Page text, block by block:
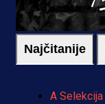
Najčitanije
A Selekcija